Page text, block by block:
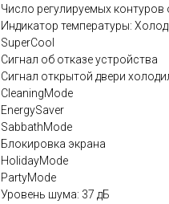
Число регулируемых контуров
Индикатор температуры:
SuperCool
Сигнал об отказе устройства
Сигнал открытой двери
CleaningMode
EnergySaver
SabbathMode
Блокировка экрана
HolidayMode
PartyMode
Уровень шума: 37 дБ